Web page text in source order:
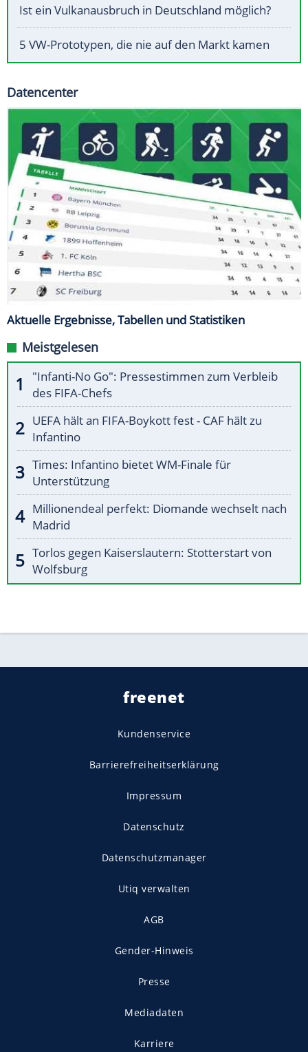
Ist ein Vulkanausbruch in Deutschland möglich?
5 VW-Prototypen, die nie auf den Markt kamen
Datencenter
Aktuelle Ergebnisse, Tabellen und Statistiken
Meistgelesen
"Infanti-No Go": Pressestimmen zum Verbleib
des FIFA-Chefs
UEFA hält an FIFA-Boykott fest - CAF hält zu
Infantino
Times: Infantino bietet WM-Finale für
Unterstützung
Millionendeal perfekt: Diomande wechselt nach
Madrid
Torlos gegen Kaiserslautern: Stotterstart von
Wolfsburg
freenet
Kundenservice
Barrierefreiheitserklärung
Impressum
Datenschutz
Datenschutzmanager
Utiq verwalten
AGB
Gender-Hinweis
Presse
Mediadaten
Karriere